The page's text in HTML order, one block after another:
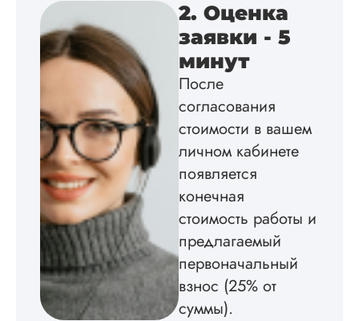
оформил и провел
подробное
экспериментов,
дальше заказывать
работы здесь.
Вид работы:
2. Оценка
заявки - 5
минут
После
согласования
стоимости в вашем
личном кабинете
появляется
конечная
стоимость работы и
предлагаемый
первоначальный
взнос (25% от
суммы).